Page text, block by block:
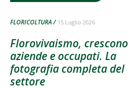
FLORICOLTURA 15 Luglio 2026
Florovivaismo, crescono
aziende e occupati. La
fotografia completa del
settore